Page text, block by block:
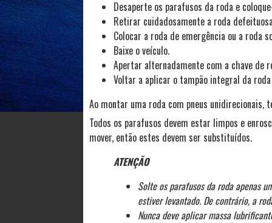
Desaperte os parafusos da roda e
Retirar cuidadosamente a roda
Colocar a roda de emergência ou a roda
Baixe o veículo.
Apertar alternadamente com a chave de
Voltar a aplicar o tampão integral da
Ao montar uma roda com pneus unidirecionais,
Todos os parafusos devem estar limpos e
mover, então estes devem ser substituídos.
ATENÇÃO
Solte os parafusos da roda apenas
estiver levantado. De contrário, a
Nunca deve aplicar massa